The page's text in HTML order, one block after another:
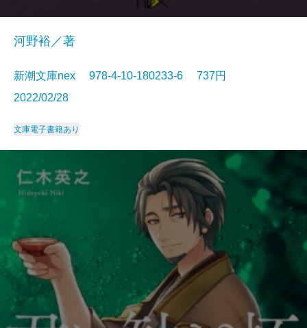
河野裕／著
新潮文庫nex 978-4-10-180233-6 737円
2022/02/28
文庫電子書籍あり